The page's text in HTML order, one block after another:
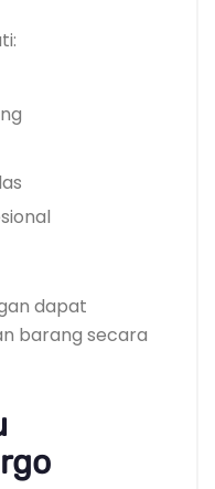
dapat
barang secara